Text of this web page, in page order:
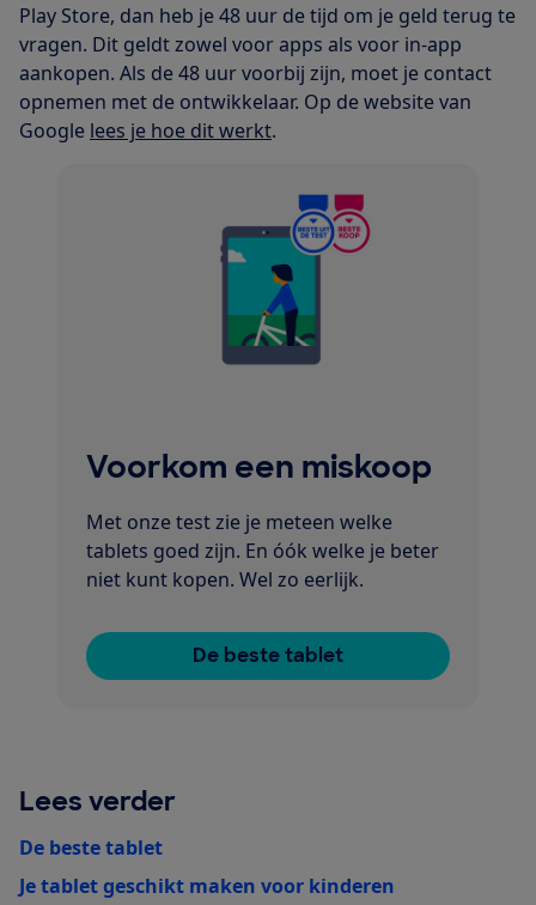
Play Store, dan heb je 48 uur de tijd om je geld terug te
vragen. Dit geldt zowel voor apps als voor in-app
aankopen. Als de 48 uur voorbij zijn, moet je contact
opnemen met de ontwikkelaar. Op de website van
Google lees je hoe dit werkt.
Voorkom een miskoop
Met onze test zie je meteen welke
tablets goed zijn. En óók welke je beter
niet kunt kopen. Wel zo eerlijk.
De beste tablet
Lees verder
De beste tablet
Je tablet geschikt maken voor kinderen